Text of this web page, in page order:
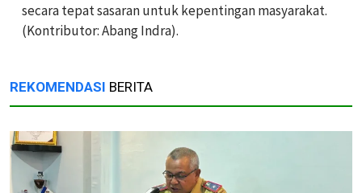
secara tepat sasaran untuk kepentingan masyarakat.
(Kontributor: Abang Indra).
REKOMENDASI BERITA